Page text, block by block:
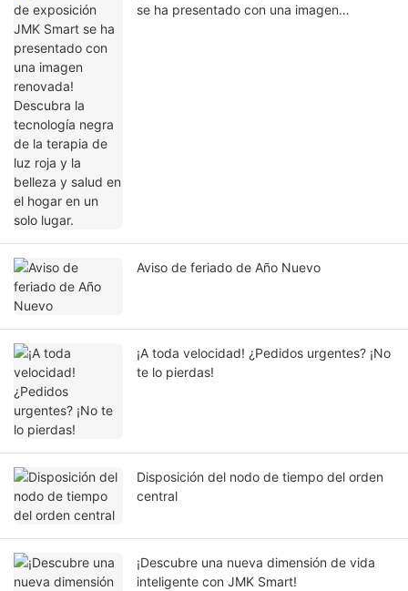
se ha presentado con una imagen
Aviso de feriado de Año Nuevo
¡A toda velocidad! ¿Pedidos urgentes? ¡No
te lo pierdas!
Disposición del nodo de tiempo del orden
central
¡Descubre una nueva dimensión de vida
inteligente con JMK Smart!